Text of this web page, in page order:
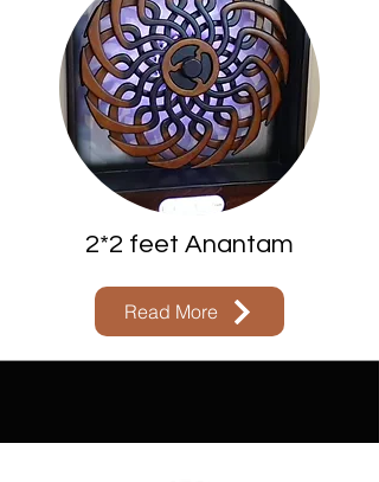
2*2 feet Anantam
Read More